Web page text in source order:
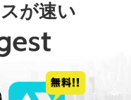
が速い